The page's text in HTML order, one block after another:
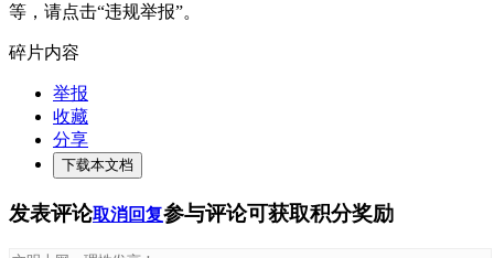
等，请点击“违规举报”。
碎片内容
举报
收藏
分享
下载本文档
发表评论取消回复参与评论可获取积分奖励